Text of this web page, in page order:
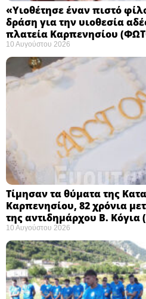
«Υιοθέτησε έναν πιστό
δράση για την υιοθεσία
πλατεία Καρπενησίου
10 Αυγούστου 2026
Τίμησαν τα θύματα της
Καρπενησίου, 82 χρόνια
της αντιδημάρχου Β. Κόγια
10 Αυγούστου 2026